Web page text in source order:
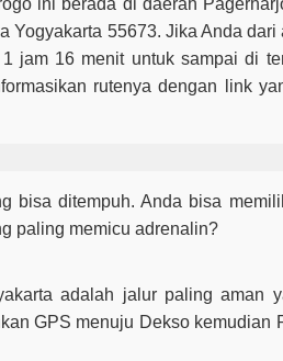
ini berada di daerah
55673. Jika Anda
jam 16 menit untuk sampai di
rutenya dengan link
bisa ditempuh. Anda bisa
paling memicu adrenalin?
adalah jalur paling aman
GPS menuju Dekso kemudian